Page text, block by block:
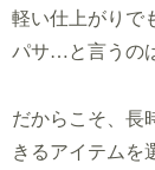
軽い仕上がりで
パサ…と言うの
だからこそ、長
きるアイテムを